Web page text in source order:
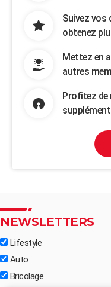
Suivez vos
obtenez
Mettez en
autres
Profitez
NEWSLETTERS
Lifestyle
Auto
Bricolage